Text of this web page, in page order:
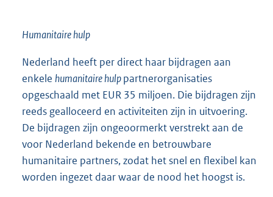
Humanitaire hulp
Nederland heeft per direct haar bijdragen aan
enkele humanitaire hulppartnerorganisaties
opgeschaald met EUR 35 miljoen. Die bijdragen zijn
reeds gealloceerd en activiteiten zijn in uitvoering.
De bijdragen zijn ongeoormerkt verstrekt aan de
voor Nederland bekende en betrouwbare
humanitaire partners, zodat het snel en flexibel kan
worden ingezet daar waar de nood het hoogst is.